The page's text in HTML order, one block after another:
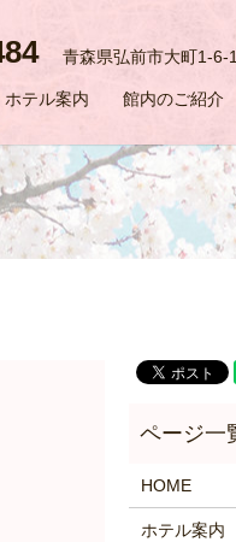
青森県弘前市大町1-6-1
ホテル案内 館内のご紹介
HOME
ホテル案内